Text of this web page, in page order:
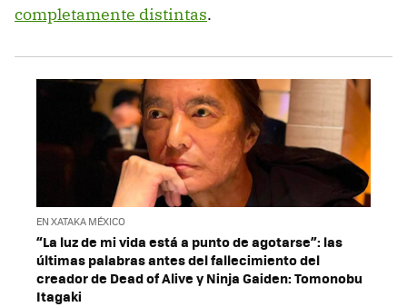
completamente distintas.
EN XATAKA MÉXICO
“La luz de mi vida está a punto de agotarse”: las
últimas palabras antes del fallecimiento del
creador de Dead of Alive y Ninja Gaiden: Tomonobu
Itagaki